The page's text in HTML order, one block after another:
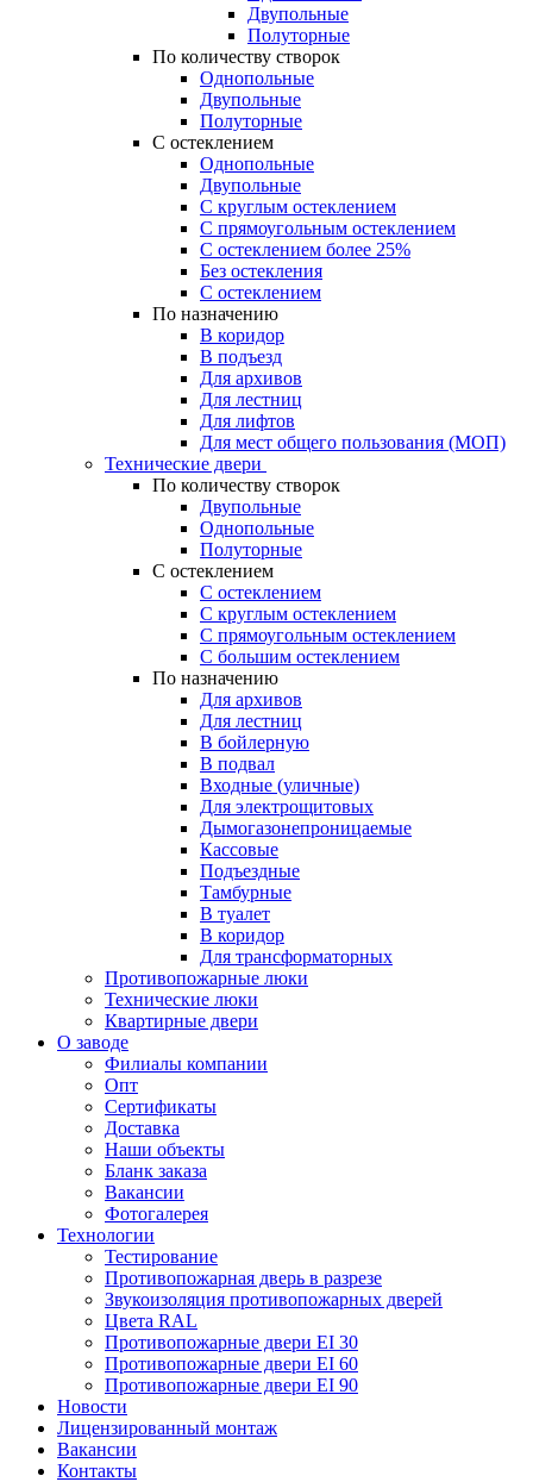
Двупольные
Полуторные
По количеству створок
Однопольные
Двупольные
Полуторные
С остеклением
Однопольные
Двупольные
С круглым остеклением
С прямоугольным остеклением
С остеклением более 25%
Без остекления
С остеклением
По назначению
В коридор
В подъезд
Для архивов
Для лестниц
Для лифтов
Для мест общего пользования (МОП)
Технические двери
По количеству створок
Двупольные
Однопольные
Полуторные
С остеклением
С остеклением
С круглым остеклением
С прямоугольным остеклением
С большим остеклением
По назначению
Для архивов
Для лестниц
В бойлерную
В подвал
Входные (уличные)
Для электрощитовых
Дымогазонепроницаемые
Кассовые
Подъездные
Тамбурные
В туалет
В коридор
Для трансформаторных
Противопожарные люки
Технические люки
Квартирные двери
О заводе
Филиалы компании
Опт
Сертификаты
Доставка
Наши объекты
Бланк заказа
Вакансии
Фотогалерея
Технологии
Тестирование
Противопожарная дверь в разрезе
Звукоизоляция противопожарных дверей
Цвета RAL
Противопожарные двери EI 30
Противопожарные двери EI 60
Противопожарные двери EI 90
Новости
Лицензированный монтаж
Вакансии
Контакты